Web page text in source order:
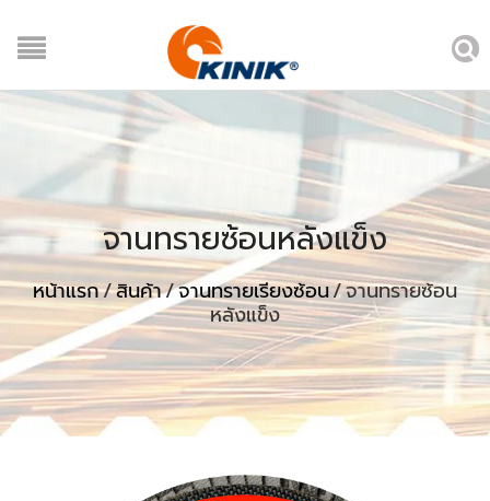
จานทรายซ้อนหลังแข็ง
หน้าแรก/สินค้า/จานทรายเรียงซ้อน/จานทรายซ้อน
หลังแข็ง